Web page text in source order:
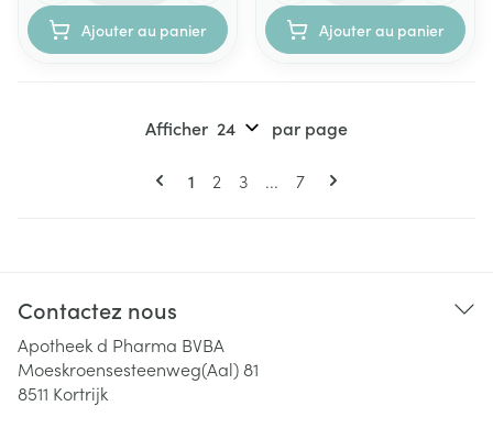
Ajouter au panier Ajouter au panier
Pages
Vous lisez actuellement la page
1 Page
2 Page
3 ... Page
7
Afficher par page
Contactez nous
Apotheek d Pharma BVBA
Moeskroensesteenweg(Aal) 81
8511 Kortrijk